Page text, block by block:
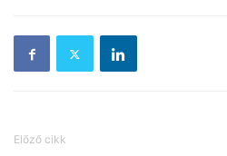
Előző cikk